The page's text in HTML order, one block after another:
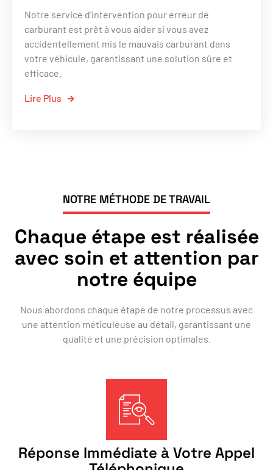
Notre service d'intervention pour erreur de
carburant est prêt à vous aider si vous avez
accidentellement mis le mauvais carburant dans
votre véhicule, garantissant une solution sûre et
efficace.
Lire Plus
NOTRE MÉTHODE DE TRAVAIL
Chaque étape est réalisée
avec soin et attention par
notre équipe
Nous abordons chaque étape de notre processus avec
une attention méticuleuse au détail, garantissant une
qualité et une précision optimales.
Réponse Immédiate à Votre Appel